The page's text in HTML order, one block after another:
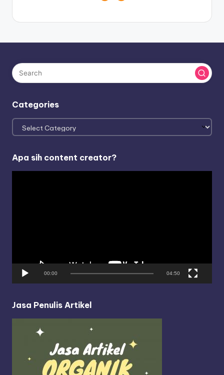
Categories
Categories
Apa sih content creator?
00:00 04:50
Jasa Penulis Artikel